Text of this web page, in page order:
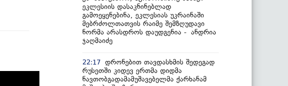
ეკლესიის დასაკნინებლად
გამოეყენებინა, ეკლესიას უკრაინაში
მებრძოლთათვის რაიმე შემზღუდავი
ნორმა არასდროს დაუდგენია - ანდრია
ჯაღმაიძე
22:17 დრონებით თავდასხმის შედეგად
რუსეთში კიდევ ერთმა დიდმა
ნავთობგადამამუშავებელმა ქარხანამ